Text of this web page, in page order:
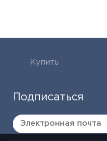
Купить
Подписаться